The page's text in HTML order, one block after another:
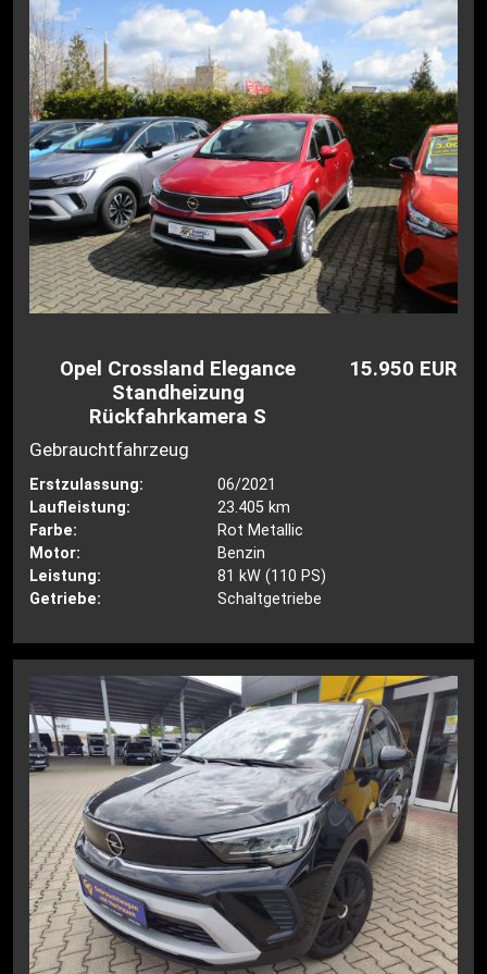
Opel Crossland Elegance
Standheizung
Rückfahrkamera S
15.950 EUR
Gebrauchtfahrzeug
Erstzulassung:
06/2021
Laufleistung:
23.405 km
Farbe:
Rot Metallic
Motor:
Benzin
Leistung:
81 kW (110 PS)
Getriebe:
Schaltgetriebe